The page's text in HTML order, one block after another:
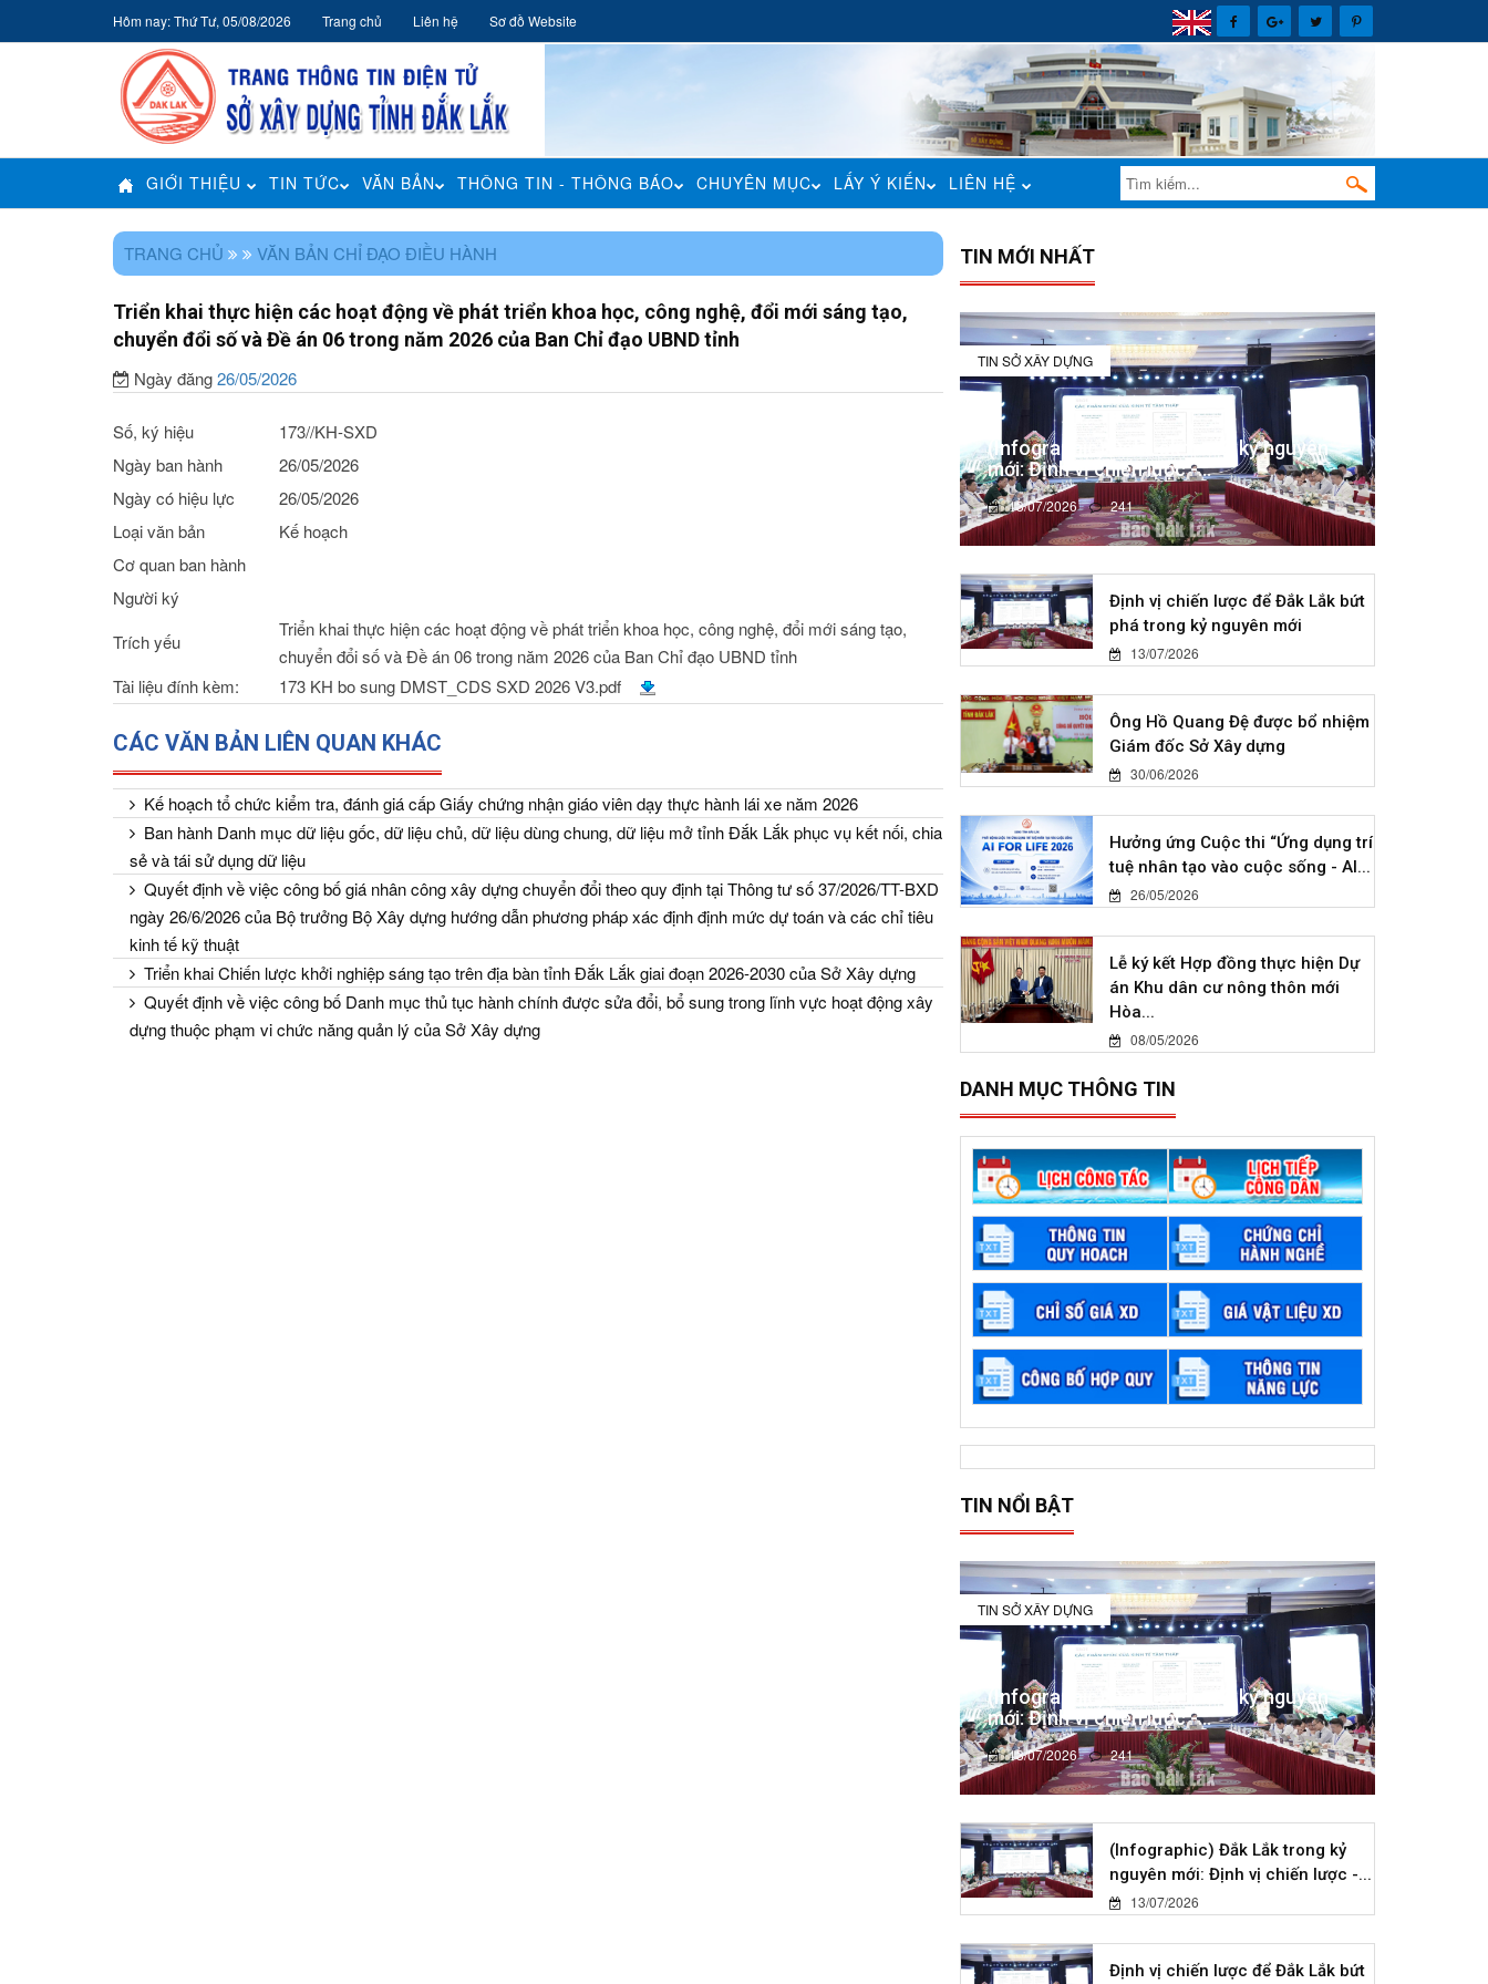
Hôm nay: Thứ Tư, 05/08/2026 Trang chủ Liên hệ Sơ đồ Website
GIỚI THIỆU TIN TỨC VĂN BẢN THÔNG TIN - THÔNG BÁO CHUYÊN MỤC LẤY Ý KIẾN LIÊN HỆ
TRANG CHỦ VĂN BẢN CHỈ ĐẠO ĐIỀU HÀNH
Triển khai thực hiện các hoạt động về phát triển khoa học, công nghệ, đổi mới sáng tạo,
chuyển đổi số và Đề án 06 trong năm 2026 của Ban Chỉ đạo UBND tỉnh
Ngày đăng26/05/2026
Số, ký hiệu
173//KH-SXD
Ngày ban hành
26/05/2026
Ngày có hiệu lực
26/05/2026
Loại văn bản
Kế hoạch
Cơ quan ban hành
Người ký
Trích yếu
Triển khai thực hiện các hoạt động về phát triển khoa học, công nghệ, đổi mới sáng tạo,
chuyển đổi số và Đề án 06 trong năm 2026 của Ban Chỉ đạo UBND tỉnh
Tài liệu đính kèm:
173 KH bo sung DMST_CDS SXD 2026 V3.pdf
CÁC VĂN BẢN LIÊN QUAN KHÁC
Kế hoạch tổ chức kiểm tra, đánh giá cấp Giấy chứng nhận giáo viên dạy thực hành lái xe năm 2026
Ban hành Danh mục dữ liệu gốc, dữ liệu chủ, dữ liệu dùng chung, dữ liệu mở tỉnh Đắk Lắk phục vụ kết nối, chia
sẻ và tái sử dụng dữ liệu
Quyết định về việc công bố giá nhân công xây dựng chuyển đổi theo quy định tại Thông tư số 37/2026/TT-BXD
ngày 26/6/2026 của Bộ trưởng Bộ Xây dựng hướng dẫn phương pháp xác định định mức dự toán và các chỉ tiêu
kinh tế kỹ thuật
Triển khai Chiến lược khởi nghiệp sáng tạo trên địa bàn tỉnh Đắk Lắk giai đoạn 2026-2030 của Sở Xây dựng
Quyết định về việc công bố Danh mục thủ tục hành chính được sửa đổi, bổ sung trong lĩnh vực hoạt động xây
dựng thuộc phạm vi chức năng quản lý của Sở Xây dựng
TIN MỚI NHẤT
TIN SỞ XÂY DỰNG
(Infographic) Đắk Lắk trong kỷ nguyên
mới: Định vị chiến lược -...
13/07/2026 241
Định vị chiến lược để Đắk Lắk bứt
phá trong kỷ nguyên mới
13/07/2026
Ông Hồ Quang Đệ được bổ nhiệm
Giám đốc Sở Xây dựng
30/06/2026
Hưởng ứng Cuộc thi “Ứng dụng trí
tuệ nhân tạo vào cuộc sống - AI...
26/05/2026
Lễ ký kết Hợp đồng thực hiện Dự
án Khu dân cư nông thôn mới
Hòa...
08/05/2026
DANH MỤC THÔNG TIN
TIN NỔI BẬT
TIN SỞ XÂY DỰNG
(Infographic) Đắk Lắk trong kỷ nguyên
mới: Định vị chiến lược -...
13/07/2026 241
(Infographic) Đắk Lắk trong kỷ
nguyên mới: Định vị chiến lược -...
13/07/2026
Định vị chiến lược để Đắk Lắk bứt